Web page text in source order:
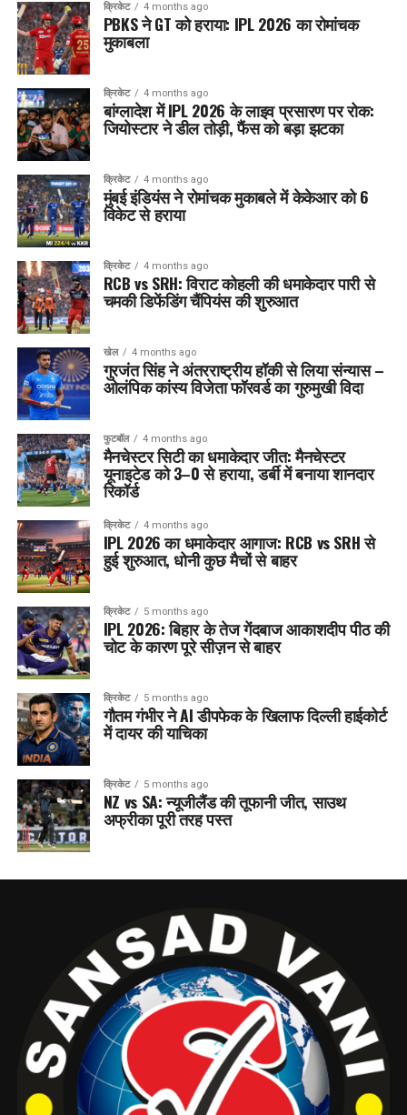
क्रिकेट 4 months ago
PBKS ने GT को हराया: IPL 2026 का रोमांचक
मुकाबला
क्रिकेट 4 months ago
बांग्लादेश में IPL 2026 के लाइव प्रसारण पर रोक:
जियोस्टार ने डील तोड़ी, फैंस को बड़ा झटका
क्रिकेट 4 months ago
मुंबई इंडियंस ने रोमांचक मुकाबले में केकेआर को 6
विकेट से हराया
क्रिकेट 4 months ago
RCB vs SRH: विराट कोहली की धमाकेदार पारी से
चमकी डिफेंडिंग चैंपियंस की शुरुआत
खेल 4 months ago
गुरजंत सिंह ने अंतरराष्ट्रीय हॉकी से लिया संन्यास –
ओलंपिक कांस्य विजेता फॉरवर्ड का गुरुमुखी विदा
फुटबॉल 4 months ago
मैनचेस्टर सिटी का धमाकेदार जीत: मैनचेस्टर
यूनाइटेड को 3–0 से हराया, डर्बी में बनाया शानदार
रिकॉर्ड
क्रिकेट 4 months ago
IPL 2026 का धमाकेदार आगाज: RCB vs SRH से
हुई शुरुआत, धोनी कुछ मैचों से बाहर
क्रिकेट 5 months ago
IPL 2026: बिहार के तेज गेंदबाज आकाशदीप पीठ की
चोट के कारण पूरे सीज़न से बाहर
क्रिकेट 5 months ago
गौतम गंभीर ने AI डीपफेक के खिलाफ दिल्ली हाईकोर्ट
में दायर की याचिका
क्रिकेट 5 months ago
NZ vs SA: न्यूजीलैंड की तूफानी जीत, साउथ
अफ्रीका पूरी तरह पस्त